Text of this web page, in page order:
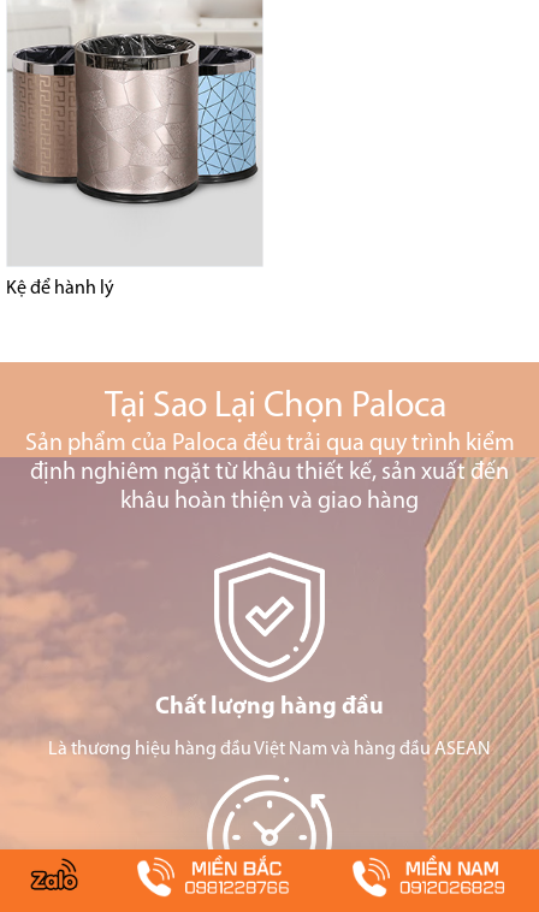
Kệ để hành lý
Tại Sao Lại Chọn Paloca
Sản phẩm của Paloca đều trải qua quy trình kiểm
định nghiêm ngặt từ khâu thiết kế, sản xuất đến
khâu hoàn thiện và giao hàng
Chất lượng hàng đầu
Là thương hiệu hàng đầu Việt Nam và hàng đầu ASEAN